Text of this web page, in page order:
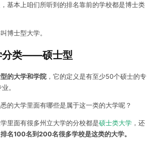
基本上咱们所听到的排名靠前的学校都是博士类
博士型大学。
分类——硕士型
的大学和学院，它的定义是有至少50个硕士的专
。
的大学里面有哪些是属于这一类的大学呢？
里面有很多州立大学的分校都是硕士类大学，还
排名100名到200名很多学校是这类的大学。